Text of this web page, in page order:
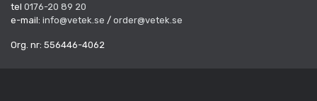
tel 0176-20 89 20
e-mail: info@vetek.se / order@vetek.se
Org. nr: 556446-4062